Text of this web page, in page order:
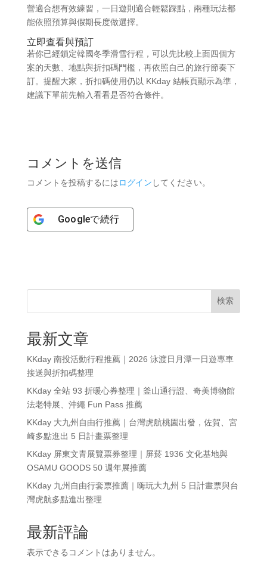
營適合想有效練習，一日遊則適合輕鬆踩點，兩種玩法都
能依照預算與假期長度做選擇。
立即查看與預訂
若你已經鎖定韓國冬季滑雪行程，可以先比較上面四個方
案的天數、地點與折扣碼門檻，再依照自己的旅行節奏下
訂。提醒大家，折扣碼使用仍以 KKday 結帳頁顯示為準，
建議下單前先輸入看看是否符合條件。
コメントを送信
コメントを投稿するにはログイン してください。
Googleで続行
検索
最新文章
KKday 南投活動行程推薦｜2026 泳渡日月潭一日遊專車
接送與折扣碼整理
KKday 全站 93 折暖心券整理｜釜山通行證、奇美博物館
法老特展、沖繩 Fun Pass 推薦
KKday 大九州自由行推薦｜台灣虎航桃園出發，佐賀、宮
崎多點進出 5 日計畫票整理
KKday 屏東文青展覽票券整理｜屏菸 1936 文化基地與
OSAMU GOODS 50 週年展推薦
KKday 九州自由行套票推薦｜嗨玩大九州 5 日計畫票與台
灣虎航多點進出整理
最新評論
表示できるコメントはありません。